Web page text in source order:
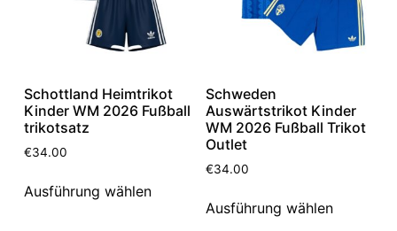
Schottland Heimtrikot
Kinder WM 2026 Fußball
trikotsatz
€34.00
Ausführung wählen
Schweden
Auswärtstrikot Kinder
WM 2026 Fußball Trikot
Outlet
€34.00
Ausführung wählen